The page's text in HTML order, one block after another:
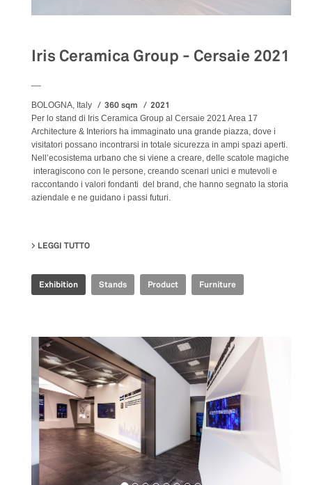
Iris Ceramica Group - Cersaie 2021
BOLOGNA, Italy 360 sqm 2021
Per lo stand di Iris Ceramica Group al Cersaie 2021 Area 17
Architecture & Interiors ha immaginato una grande piazza, dove i
visitatori possano incontrarsi in totale sicurezza in ampi spazi aperti.
Nell’ecosistema urbano che si viene a creare, delle scatole magiche
interagiscono con le persone, creando scenari unici e mutevoli e
raccontando i valori fondanti del brand, che hanno segnato la storia
aziendale e ne guidano i passi futuri.
LEGGI TUTTO
Exhibition Stands Product Furniture